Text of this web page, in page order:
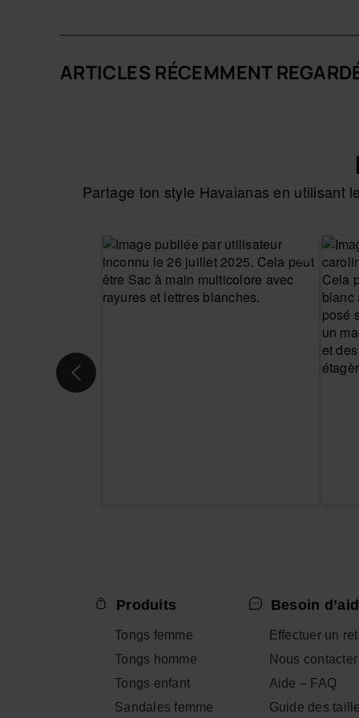
semelle au motif paille de riz.
Achète en ligne sur www.havaianas-store.com,
ARTICLES RÉCEMMENT
Partage ton style Havaianas en utilisant
Produits
Tongs femme
Tongs homme
Tongs enfant
Sandales femme
Besoin
Effectuer un
Nous contacter
Aide – FAQ
Guide des